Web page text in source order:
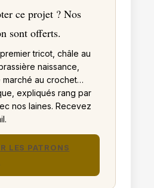
ce projet ? Nos
sont offerts.
tricot, châle au
naissance,
au crochet…
expliqués rang par
nos laines. Recevez
LES PATRONS